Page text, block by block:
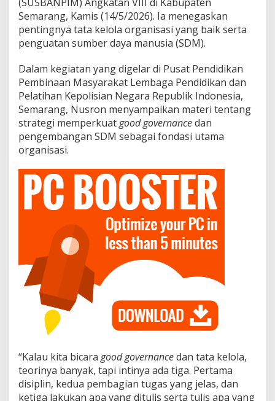
Semarang, Kamis (14/5/2026). Ia menegaskan
pentingnya tata kelola organisasi yang baik serta
penguatan sumber daya manusia (SDM).
Dalam kegiatan yang digelar di Pusat Pendidikan
Pembinaan Masyarakat Lembaga Pendidikan dan
Pelatihan Kepolisian Negara Republik Indonesia,
Semarang, Nusron menyampaikan materi tentang
strategi memperkuatgood governancedan
pengembangan SDM sebagai fondasi utama
organisasi.
“Kalau kita bicara good governancedan tata kelola,
teorinya banyak, tapi intinya ada tiga. Pertama
disiplin, kedua pembagian tugas yang jelas, dan
ketiga lakukan apa yang ditulis serta tulis apa yang